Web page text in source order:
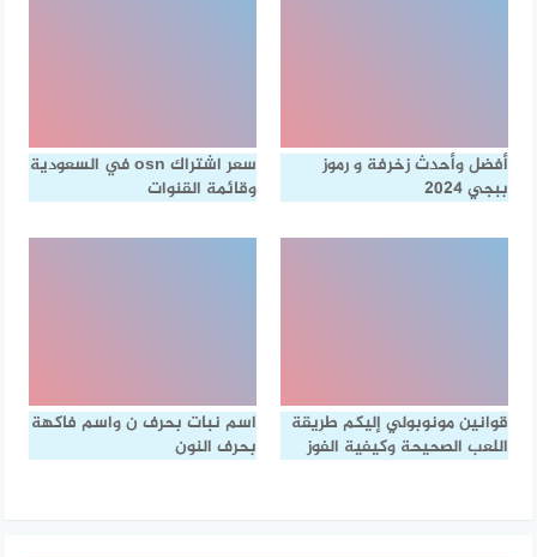
أفضل وأحدث زخرفة و رموز
ببجي 2024
سعر اشتراك osn في السعودية
وقائمة القنوات
قوانين مونوبولي إليكم طريقة
اللعب الصحيحة وكيفية الفوز
اسم نبات بحرف ن واسم فاكهة
بحرف النون